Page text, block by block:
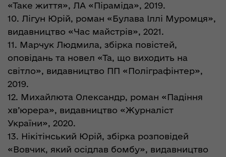
«Таке життя», ЛА «Піраміда», 2019.
10. Лігун Юрій, роман «Булава Іллі Муромця»,
видавництво «Час майстрів», 2021.
11. Марчук Людмила, збірка повістей,
оповідань та новел «Та, що виходить на
світло», видавництво ПП «Поліграфінтер»,
2019.
12. Михайлюта Олександр, роман «Падіння
хв’юрера», видавництво «Журналіст
України», 2020.
13. Нікітінський Юрій, збірка розповідей
«Вовчик, який осідлав бомбу», видавництво